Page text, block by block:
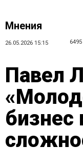
Мнения
26.05.2026 15:15 6495
Павел
бизнес